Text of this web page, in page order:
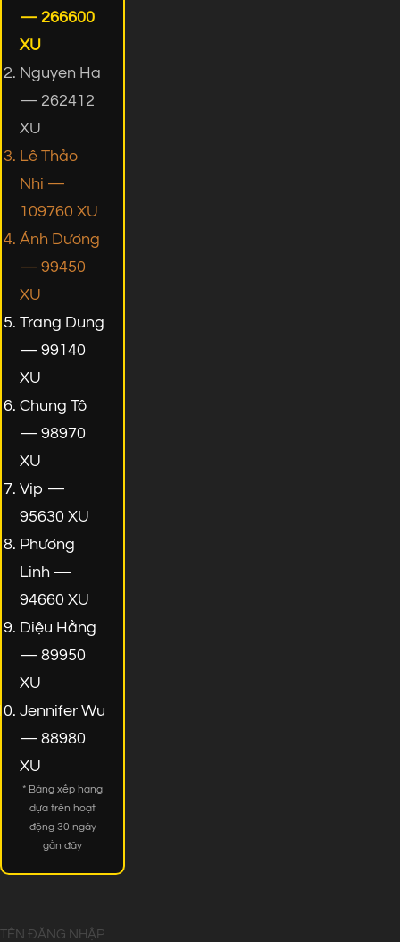
— 266600
XU
Nguyen Ha
— 262412
XU
Lê Thảo
Nhi —
109760 XU
Ánh Dương
— 99450
XU
Trang Dung
— 99140
XU
Chung Tô
— 98970
XU
Vip —
95630 XU
Phương
Linh —
94660 XU
Diệu Hằng
— 89950
XU
Jennifer Wu
— 88980
XU
* Bảng xếp hạng
dựa trên hoạt
động 30 ngày
gần đây
TÊN ĐĂNG NHẬP